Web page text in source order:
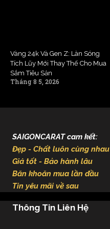
Vàng 24k Và Gen Z: Làn Sóng
Tích Lũy Mới Thay Thế Cho Mua
Sắm Tiêu Sản
Tháng 8 5, 2026
SAIGONCARAT cam kết:
Đẹp - Chất luôn cùng nhau
Giá tốt - Bảo hành lâu
Băn khoăn mua lần đầu
Tin yêu mãi về sau
Thông Tin Liên Hệ